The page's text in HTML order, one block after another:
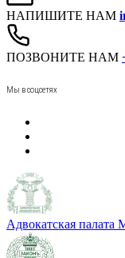
НАПИШИТЕ НАМ
ПОЗВОНИТЕ НАМ
Мы в соцсетях
Адвокатская палата